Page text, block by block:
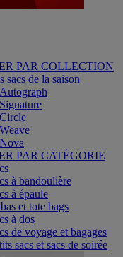
PAR COLLECTION
sacs de la saison
PAR CATÉGORIE
à bandoulière
à épaule
et tote bags
à dos
de voyage et bagages
sacs et sacs de soirée